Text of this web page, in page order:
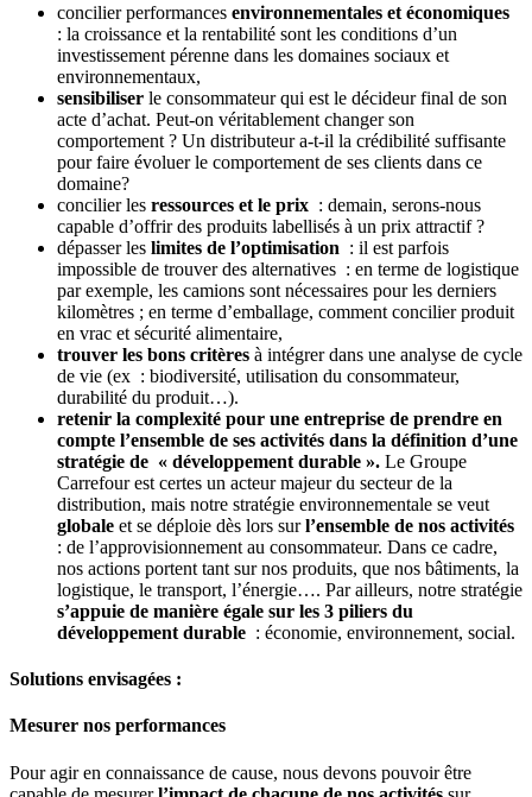
concilier performances environnementales et économiques
: la croissance et la rentabilité sont les conditions d’un
investissement pérenne dans les domaines sociaux et
environnementaux,
sensibiliser le consommateur qui est le décideur final de son
acte d’achat. Peut-on véritablement changer son
comportement ? Un distributeur a-t-il la crédibilité suffisante
pour faire évoluer le comportement de ses clients dans ce
domaine?
concilier les ressources et le prix : demain, serons-nous
capable d’offrir des produits labellisés à un prix attractif ?
dépasser les limites de l’optimisation : il est parfois
impossible de trouver des alternatives : en terme de logistique
par exemple, les camions sont nécessaires pour les derniers
kilomètres ; en terme d’emballage, comment concilier produit
en vrac et sécurité alimentaire,
trouver les bons critères à intégrer dans une analyse de cycle
de vie (ex : biodiversité, utilisation du consommateur,
durabilité du produit…).
retenir la complexité pour une entreprise de prendre en
compte l’ensemble de ses activités dans la définition d’une
stratégie de « développement durable ». Le Groupe
Carrefour est certes un acteur majeur du secteur de la
distribution, mais notre stratégie environnementale se veut
globale et se déploie dès lors surl’ensemble de nos activités
: de l’approvisionnement au consommateur. Dans ce cadre,
nos actions portent tant sur nos produits, que nos bâtiments, la
logistique, le transport, l’énergie…. Par ailleurs, notre stratégie
s’appuie de manière égale sur les 3 piliers du
développement durable : économie, environnement, social.
Solutions envisagées :
Mesurer nos performances
Pour agir en connaissance de cause, nous devons pouvoir être